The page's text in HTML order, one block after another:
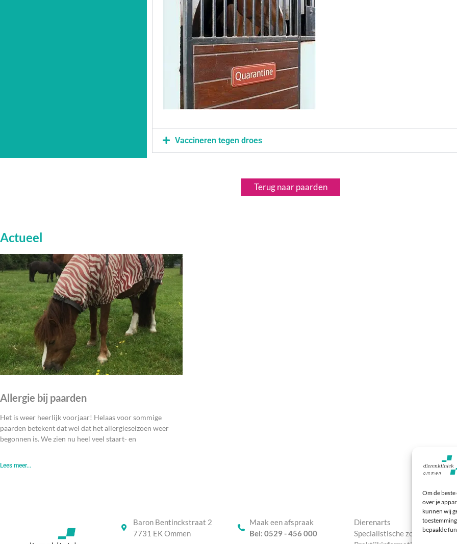
Om de
over je
kunnen wij
bepaalde
Vaccineren tegen droes
Terug naar paarden
Actueel
Allergie bij paarden
Het is weer heerlijk voorjaar! Helaas voor sommige
paarden betekent dat wel dat het allergieseizoen weer
begonnen is. We zien nu heel veel staart- en
Lees meer...
Baron Bentinckstraat 2
7731 EK Ommen
Maak een afspraak
Bel: 0529 - 456 000
Dierenarts
Specialistische zorg